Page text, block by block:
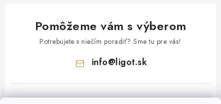
Pomôžeme vám s výberom
Potrebujete s niečím poradiť? Sme tu pre vás!
info@ligot.sk